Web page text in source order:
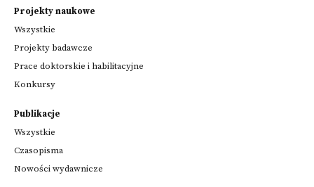
Projekty naukowe
Wszystkie
Projekty badawcze
Prace doktorskie i habilitacyjne
Konkursy
Publikacje
Wszystkie
Czasopisma
Nowości wydawnicze